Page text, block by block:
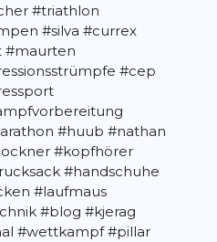
#triathlon
#silva #currex
#maurten
#cep
#huub #nathan
#kopfhörer
#handschuhe
#laufmaus
#blog #kjerag
#wettkampf#pillar